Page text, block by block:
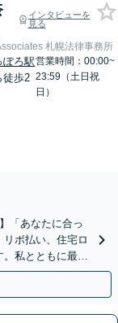
インタビューを
見る
札幌法律事務所
ぽろ駅
徒歩2
営業時間：00:00~
23:59（土日祝
日）
「あなたに合っ
ボ払い、住宅ロ
私とともに最善
厳守】